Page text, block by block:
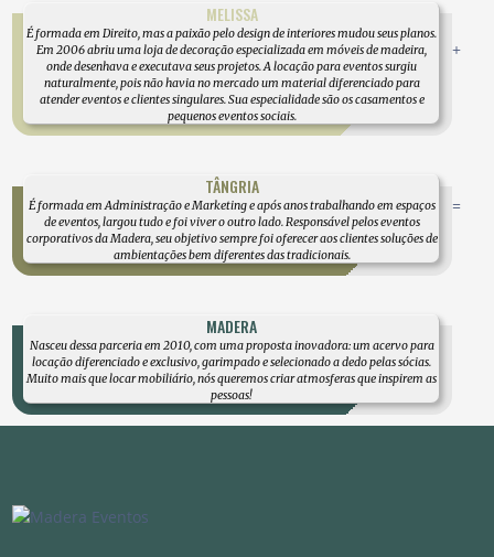
MELISSA
É formada em Direito, mas a paixão pelo design de interiores mudou seus planos.
Em 2006 abriu uma loja de decoração especializada em móveis de madeira,
onde desenhava e executava seus projetos. A locação para eventos surgiu
naturalmente, pois não havia no mercado um material diferenciado para
atender eventos e clientes singulares. Sua especialidade são os casamentos e
pequenos eventos sociais.
+
TÂNGRIA
É formada em Administração e Marketing e após anos trabalhando em espaços
de eventos, largou tudo e foi viver o outro lado. Responsável pelos eventos
corporativos da Madera, seu objetivo sempre foi oferecer aos clientes soluções de
ambientações bem diferentes das tradicionais.
=
MADERA
Nasceu dessa parceria em 2010, com uma proposta inovadora: um acervo para
locação diferenciado e exclusivo, garimpado e selecionado a dedo pelas sócias.
Muito mais que locar mobiliário, nós queremos criar atmosferas que inspirem as
pessoas!